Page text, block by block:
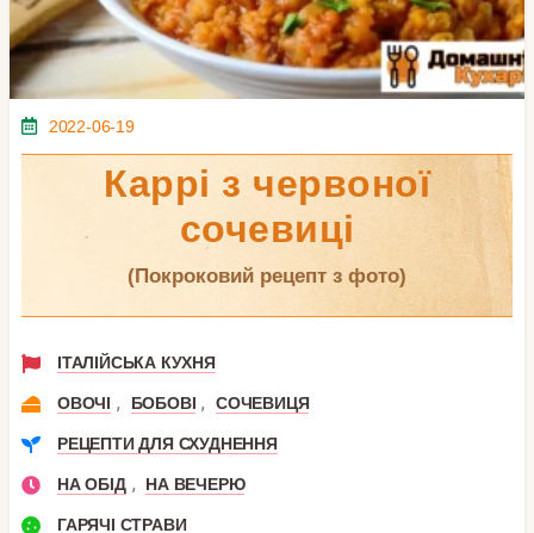
2022-06-19
Каррі з червоної
сочевиці
(покроковий рецепт з фото)
ІТАЛІЙСЬКА КУХНЯ
ОВОЧІ , БОБОВІ , СОЧЕВИЦЯ
РЕЦЕПТИ ДЛЯ СХУДНЕННЯ
НА ОБІД , НА ВЕЧЕРЮ
ГАРЯЧІ СТРАВИ